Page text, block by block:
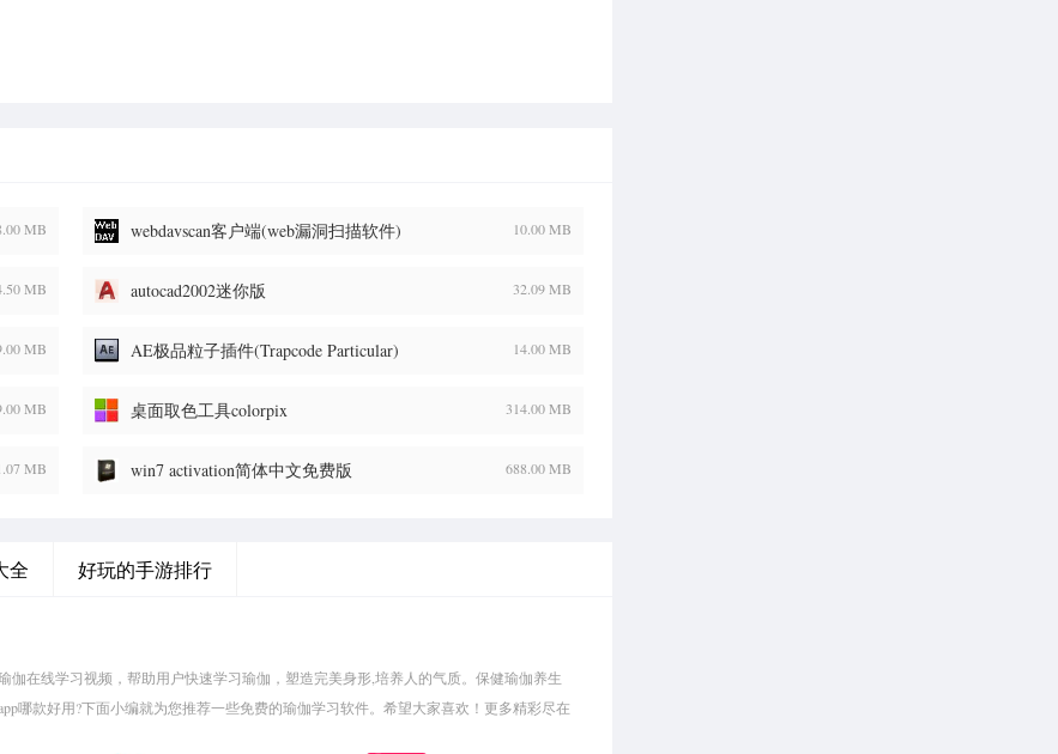
MB webdavscan客户端(web漏洞扫描软件) 10.00 MB
MB autocad2002迷你版 32.09 MB
MB AE极品粒子插件(Trapcode Particular) 14.00 MB
MB 桌面取色工具colorpix 314.00 MB
MB win7 activation简体中文免费版 688.00 MB
全 好玩的手游排行
伽在线学习视频，帮助用户快速学习瑜伽，塑造完美身形,培养人的气质。保健瑜伽养生
哪款好用?下面小编就为您推荐一些免费的瑜伽学习软件。希望大家喜欢！更多精彩尽在